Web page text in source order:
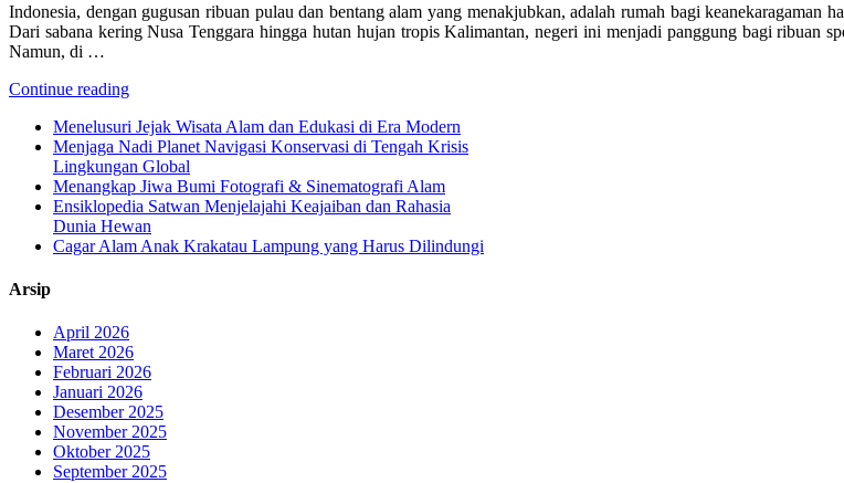
Indonesia, dengan gugusan ribuan pulau dan bentang alam yang menakjubkan, adalah rumah bagi keanekaragaman
Dari sabana kering Nusa Tenggara hingga hutan hujan tropis Kalimantan, negeri ini menjadi panggung bagi ribuan
Namun, di …
Continue reading
Menelusuri Jejak Wisata Alam dan Edukasi di Era Modern
Menjaga Nadi Planet Navigasi Konservasi di Tengah Krisis
Lingkungan Global
Menangkap Jiwa Bumi Fotografi & Sinematografi Alam
Ensiklopedia Satwan Menjelajahi Keajaiban dan Rahasia
Dunia Hewan
Cagar Alam Anak Krakatau Lampung yang Harus Dilindungi
Arsip
April 2026
Maret 2026
Februari 2026
Januari 2026
Desember 2025
November 2025
Oktober 2025
September 2025